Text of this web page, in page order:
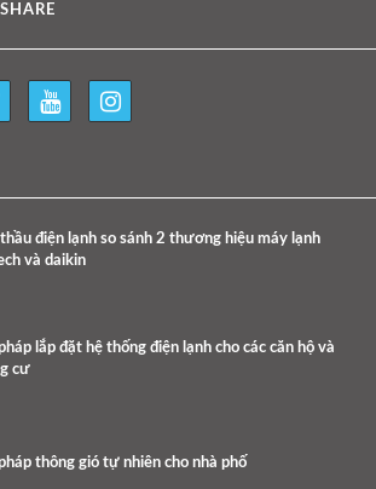
điện lạnh so sánh 2 thương hiệu máy lạnh
và daikin
lắp đặt hệ thống điện lạnh cho các căn hộ và
cư
thông gió tự nhiên cho nhà phố